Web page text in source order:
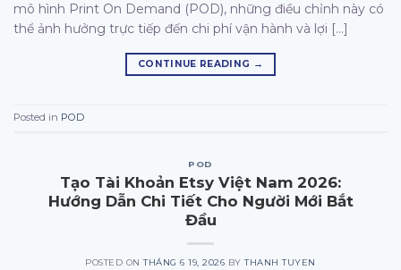
mô hình Print On Demand (POD), những điều chỉnh này có
thể ảnh hưởng trực tiếp đến chi phí vận hành và lợi […]
CONTINUE READING →
Posted in POD
POD
Tạo Tài Khoản Etsy Việt Nam 2026:
Hướng Dẫn Chi Tiết Cho Người Mới Bắt
Đầu
POSTED ONTHÁNG 6 19, 2026 BYTHANH TUYEN